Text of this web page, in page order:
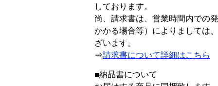
しております。
尚、請求書は、営業時間内での
かかる場合等）によりましては
ざいます。
⇒請求書について詳細はこちら
■納品書について